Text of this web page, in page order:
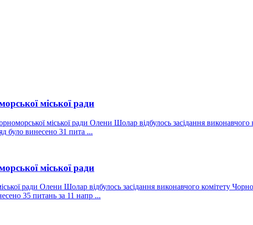
міської ради
міської ради Олени Шолар відбулось засідання виконавчого
було винесено 31 пита ...
міської ради
ради Олени Шолар відбулось засідання виконавчого комітету
35 питань за 11 напр ...